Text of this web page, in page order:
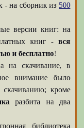
- на сборник из 500
версии книг: на
книг - вся
и бесплатно!
на скачивание, в
внимание было
кроме
разбита на два
библиотека